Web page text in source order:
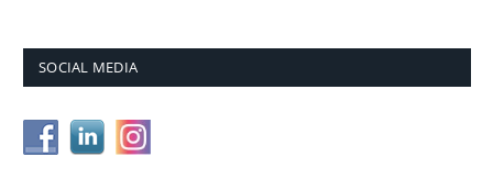
SOCIAL MEDIA